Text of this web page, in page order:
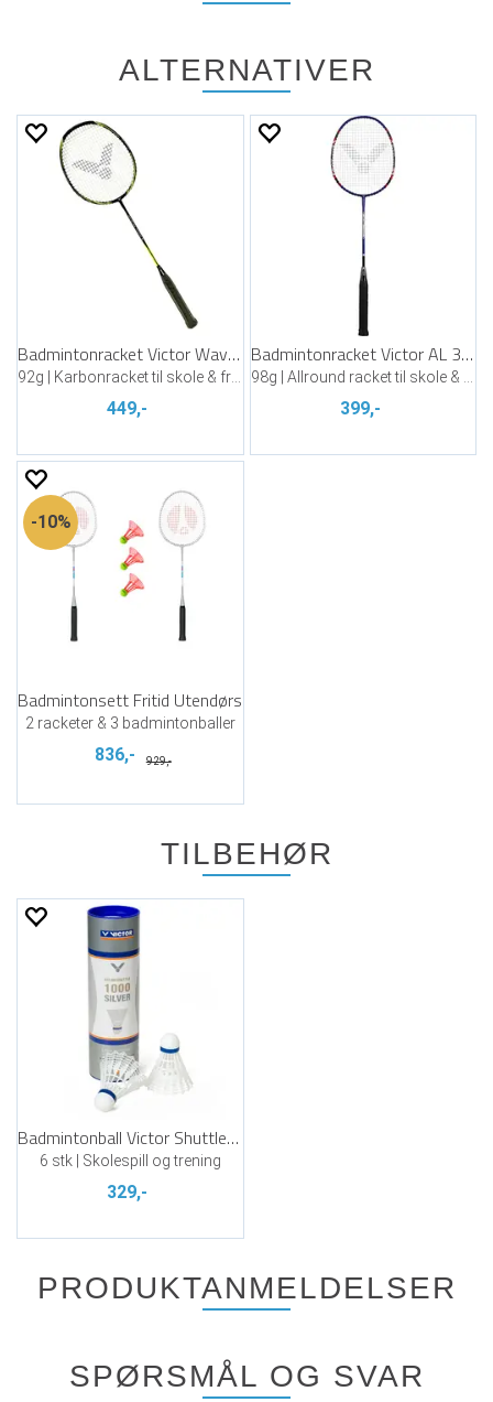
ALTERNATIVER
Badmintonracket Victor WaveTec Magan 5
449,-
Badmintonracket Victor AL 3300
399,-
10%
Badmintonsett Fritid Utendørs
2 racketer & 3 badmintonballer
836,- 929,-
TILBEHØR
Badmintonball Victor Shuttle 1000
6 stk | Skolespill og trening
329,-
PRODUKTANMELDELSER
SPØRSMÅL OG SVAR